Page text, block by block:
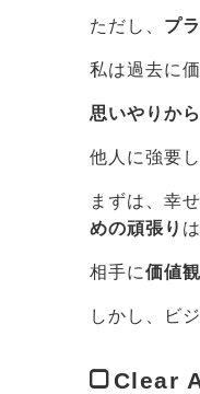
ただし、 プ
私は過去に
思いやりか
他人に強要
まずは、幸
めの頑張り
相手に価値
しかし、ビ
Clear